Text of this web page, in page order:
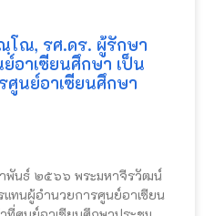
ณ, รศ.ดร. ผู้รักษา
อาเซียนศึกษา เป็น
นย์อาเซียนศึกษา
าพันธ์ ๒๕๖๖ พระมหาจีรวัฒน์
ทนผู้อำนวยการศูนย์อาเซียน